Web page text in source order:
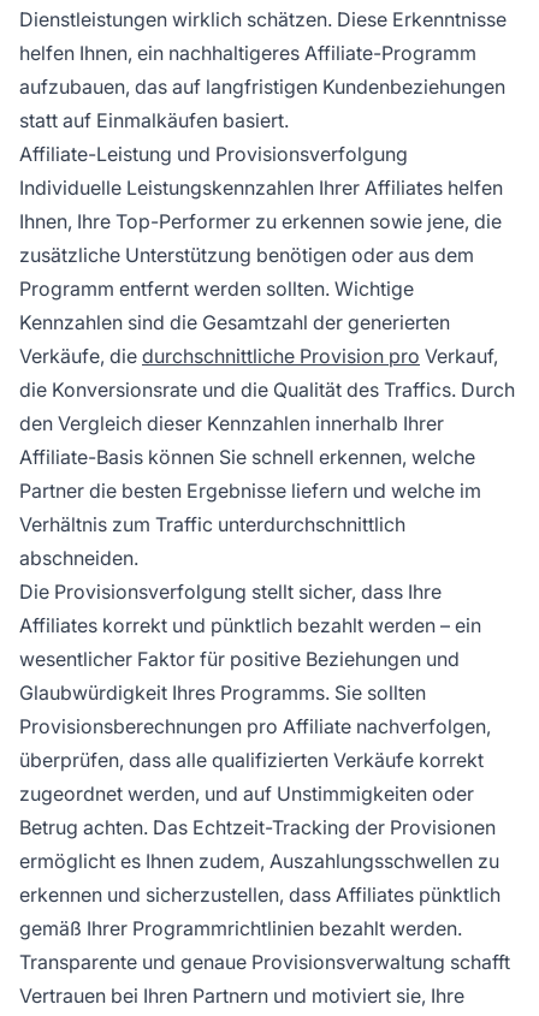
Dienstleistungen wirklich schätzen. Diese Erkenntnisse
helfen Ihnen, ein nachhaltigeres Affiliate-Programm
aufzubauen, das auf langfristigen Kundenbeziehungen
statt auf Einmalkäufen basiert.
Affiliate-Leistung und Provisionsverfolgung
Individuelle Leistungskennzahlen Ihrer Affiliates helfen
Ihnen, Ihre Top-Performer zu erkennen sowie jene, die
zusätzliche Unterstützung benötigen oder aus dem
Programm entfernt werden sollten. Wichtige
Kennzahlen sind die Gesamtzahl der generierten
Verkäufe, die durchschnittliche Provision pro Verkauf,
die Konversionsrate und die Qualität des Traffics. Durch
den Vergleich dieser Kennzahlen innerhalb Ihrer
Affiliate-Basis können Sie schnell erkennen, welche
Partner die besten Ergebnisse liefern und welche im
Verhältnis zum Traffic unterdurchschnittlich
abschneiden.
Die Provisionsverfolgung stellt sicher, dass Ihre
Affiliates korrekt und pünktlich bezahlt werden – ein
wesentlicher Faktor für positive Beziehungen und
Glaubwürdigkeit Ihres Programms. Sie sollten
Provisionsberechnungen pro Affiliate nachverfolgen,
überprüfen, dass alle qualifizierten Verkäufe korrekt
zugeordnet werden, und auf Unstimmigkeiten oder
Betrug achten. Das Echtzeit-Tracking der Provisionen
ermöglicht es Ihnen zudem, Auszahlungsschwellen zu
erkennen und sicherzustellen, dass Affiliates pünktlich
gemäß Ihrer Programmrichtlinien bezahlt werden.
Transparente und genaue Provisionsverwaltung schafft
Vertrauen bei Ihren Partnern und motiviert sie, Ihre